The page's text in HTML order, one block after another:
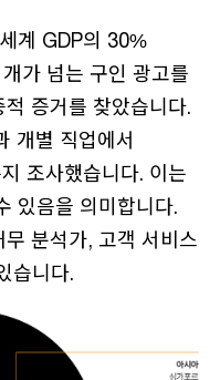
계 GDP의 30%
가 넘는 구인 광고를
증거를 찾았습니다.
개별 직업에서
조사했습니다. 이는
있음을 의미합니다.
분석가, 고객 서비스
습니다.